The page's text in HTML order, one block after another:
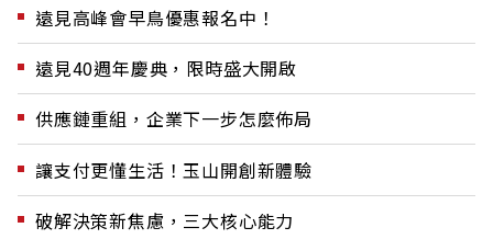
遠見高峰會早鳥優惠報名中！
遠見40週年慶典，限時盛大開啟
供應鏈重組，企業下一步怎麼佈局
讓支付更懂生活！玉山開創新體驗
破解決策新焦慮，三大核心能力